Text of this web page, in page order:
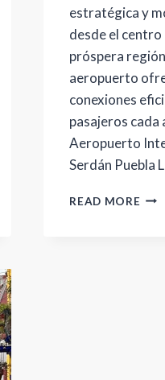
estratégica y
desde el centro
próspera
aeropuerto
conexiones
pasajeros
Aeropuerto
Serdán Puebla
READ MORE